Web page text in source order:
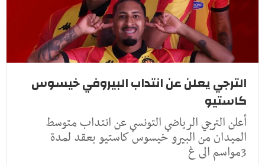
الترجي يعلن عن انتداب البيروفي خيسوس
كاستيو
أعلن الترجي الرياضي التونسي عن انتداب متوسط
الميدان من البيرو خيسوس كاستيو بعقد لمدة
3مواسم الى غ